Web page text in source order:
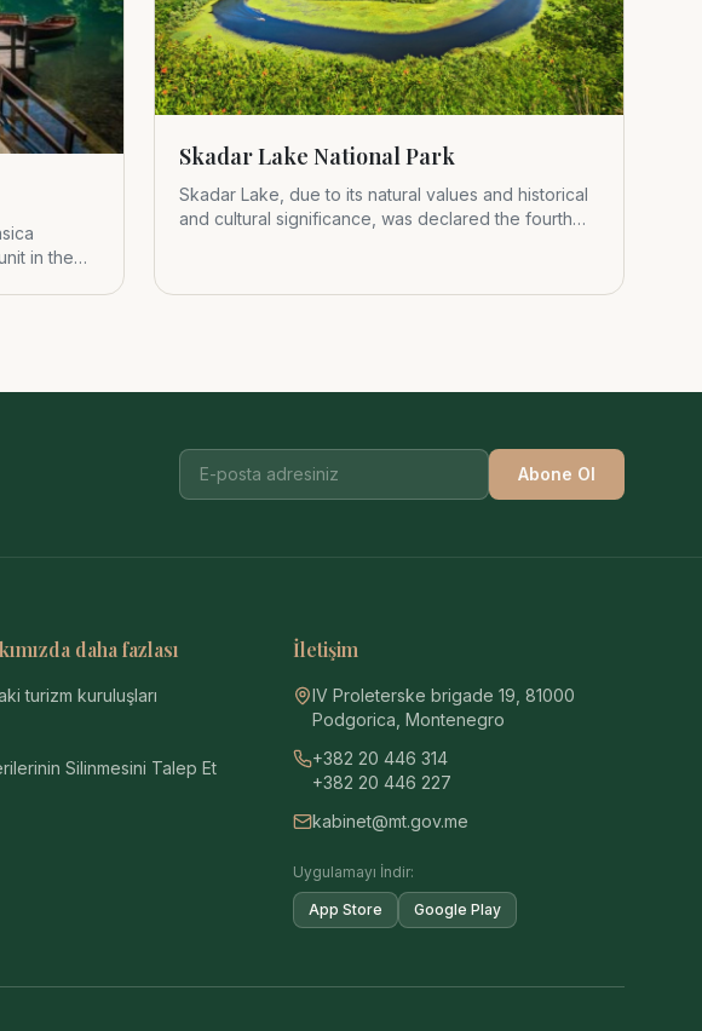
in the
Skadar Lake National Park
Skadar Lake, due to its natural values and historical
and cultural significance, was declared the fourth
Abone Ol
daha fazlası
turizm kuruluşları
Silinmesini Talep Et
İletişim
IV Proleterske brigade 19, 81000
Podgorica, Montenegro
+382 20 446 314
+382 20 446 227
kabinet@mt.gov.me
Uygulamayı İndir:
App Store Google Play